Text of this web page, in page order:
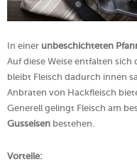
In einer unbeschichteten
Auf diese Weise entfalten
bleibt Fleisch dadurch innen
Anbraten von Hackfleisch
Generell gelingt Fleisch am
Gusseisen bestehen.
Vorteile: